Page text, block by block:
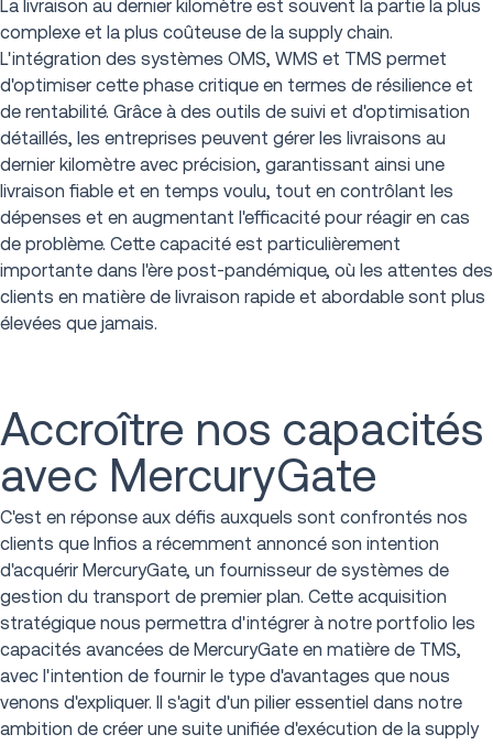
La livraison au dernier kilomètre est souvent la partie la plus
complexe et la plus coûteuse de la supply chain.
L'intégration des systèmes OMS, WMS et TMS permet
d'optimiser cette phase critique en termes de résilience et
de rentabilité. Grâce à des outils de suivi et d'optimisation
détaillés, les entreprises peuvent gérer les livraisons au
dernier kilomètre avec précision, garantissant ainsi une
livraison fiable et en temps voulu, tout en contrôlant les
dépenses et en augmentant l'efficacité pour réagir en cas
de problème. Cette capacité est particulièrement
importante dans l'ère post-pandémique, où les attentes des
clients en matière de livraison rapide et abordable sont plus
élevées que jamais.
Accroître nos capacités
avec MercuryGate
C'est en réponse aux défis auxquels sont confrontés nos
clients que Infios a récemment annoncé son intention
d'acquérir MercuryGate, un fournisseur de systèmes de
gestion du transport de premier plan. Cette acquisition
stratégique nous permettra d'intégrer à notre portfolio les
capacités avancées de MercuryGate en matière de TMS,
avec l'intention de fournir le type d'avantages que nous
venons d'expliquer. Il s'agit d'un pilier essentiel dans notre
ambition de créer une suite unifiée d'exécution de la supply